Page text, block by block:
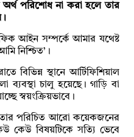
অর্থ পরিশোধ না করা হলে তার
আইন সম্পর্কে আমার যথেষ্ট
নিশ্চিত’।
বিভিন্ন স্থানে আর্টিফিশিয়াল
ব্যবস্থা চালু হয়েছে। গাড়ি বা
স্বয়ংক্রিয়ভাবে।
তার পরিচিত আরো কয়েকজনের
কেউ বিষয়টিকে সত্যি ভেবে